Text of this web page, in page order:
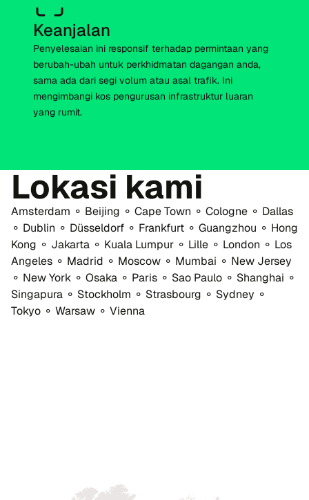
Keanjalan
Penyelesaian ini responsif terhadap permintaan yang
berubah-ubah untuk perkhidmatan dagangan anda,
sama ada dari segi volum atau asal trafik. Ini
mengimbangi kos pengurusan infrastruktur luaran
yang rumit.
Lokasi kami
Amsterdam ⚬ Beijing ⚬ Cape Town ⚬ Cologne ⚬ Dallas
⚬ Dublin ⚬ Düsseldorf ⚬ Frankfurt ⚬ Guangzhou ⚬ Hong
Kong ⚬ Jakarta ⚬ Kuala Lumpur ⚬ Lille ⚬ London ⚬ Los
Angeles ⚬ Madrid ⚬ Moscow ⚬ Mumbai ⚬ New Jersey
⚬ New York ⚬ Osaka ⚬ Paris ⚬ Sao Paulo ⚬ Shanghai ⚬
Singapura ⚬ Stockholm ⚬ Strasbourg ⚬ Sydney ⚬
Tokyo ⚬ Warsaw ⚬ Vienna